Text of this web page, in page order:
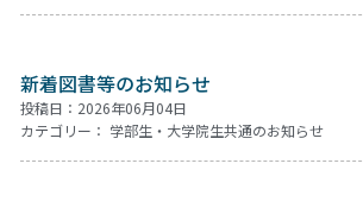
新着図書等のお知らせ
投稿日：2026年06月04日
カテゴリー： 学部生・大学院生共通のお知らせ